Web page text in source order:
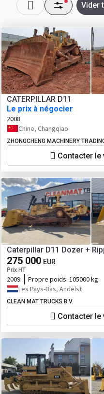
Vider
CATERPILLAR D11
Le prix à négocier
2008
Chine, Changqiao
ZHONGCHENG MACHINERY
Contacter le
Caterpillar D11 Dozer +
275 000 EUR
Prix HT
2009 Propre poids: 105000 kg
Les Pays-Bas, Andelst
CLEAN MAT TRUCKS B.V.
Contacter le